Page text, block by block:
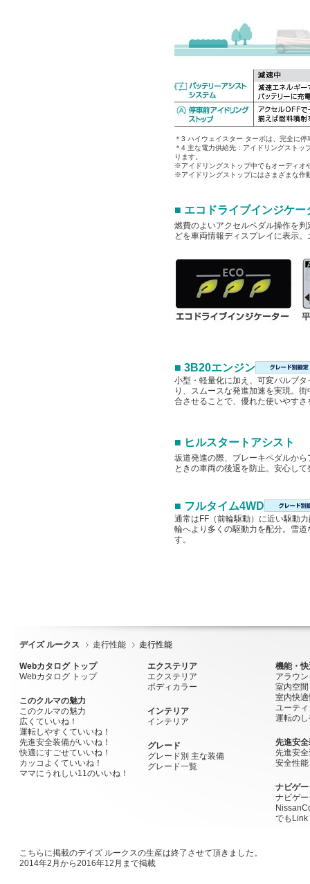
＊3 ハイウェイスター ターボは、完全に
＊4 主な電力供給先：アイドリングスト
ります。
※アイドリングストップ中でもオーディオ
※アイドリングストップにはさまざまな作
■ エコドライブインジケ
燃費のよいアクセルペダル操作を
どを車両情報ディスプレイに表示
■ 3B20エンジン
小型・軽量化に加え、可変バルブ
り、スムースな発進加速を実現。
合させることで、優れた使いやす
■ ヒルスタートアシスト
坂道発進の際、ブレーキペダルか
ときの車両の後退を防止。安心し
■ フルタイム4WD
通常はFF（前輪駆動）に近い駆動
輪へより多くの駆動力を配分。雪
す。
デイズ ルークス 走行性能 走行性能
Webカタログ トップ
Webカタログ トップ
このクルマの魅力
このクルマの魅力
広くていいね！
運転しやすくていいね！
先進安全装備がいいね！
快適にすごせていいね！
カッコよくていいね！
ママにうれしい11のいいね！
エクステリア
エクステリア
ボディカラー
インテリア
インテリア
グレード
グレード別 主な装備
グレード一覧
機能・
アラウ
室内空間
室内快適
ユーテ
運転の
先進安
先進安
安全性能
ナビゲ
ナビゲ
でもLink
こちらに掲載のデイズ ルークスの生産は終了させて頂きました。
2014年2月から2016年12月まで掲載